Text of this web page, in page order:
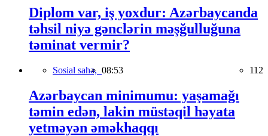
Diplom var, iş yoxdur: Azərbaycanda
təhsil niyə gənclərin məşğulluğuna
təminat vermir?
Sosial sahə, 08:53 112
Azərbaycan minimumu: yaşamağı
təmin edən, lakin müstəqil həyata
yetməyən əməkhaqqı